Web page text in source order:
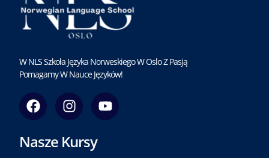
W NLS Szkoła Języka Norweskiego W Oslo Z Pasją
Pomagamy W Nauce Języków!
F
a
c
e
I
n
s
t
Y
o
u
Nasze Kursy